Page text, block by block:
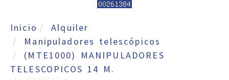
Inicio
Alquiler
Manipuladores telescópicos
(MTE1000) MANIPULADORES
TELESCOPICOS 14 M.